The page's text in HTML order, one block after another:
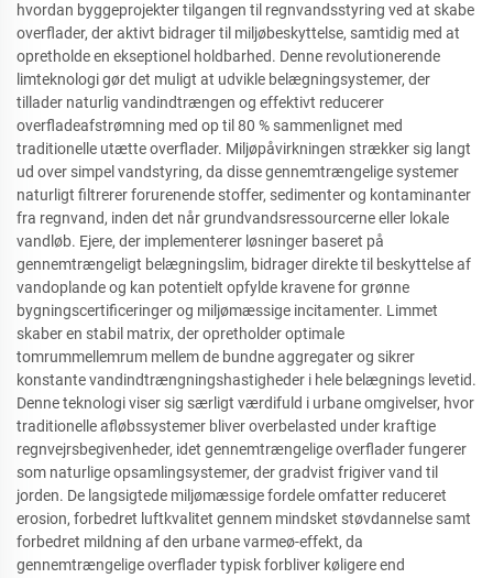
hvordan byggeprojekter tilgangen til regnvandsstyring ved at skabe
overflader, der aktivt bidrager til miljøbeskyttelse, samtidig med at
opretholde en ekseptionel holdbarhed. Denne revolutionerende
limteknologi gør det muligt at udvikle belægningsystemer, der
tillader naturlig vandindtrængen og effektivt reducerer
overfladeafstrømning med op til 80 % sammenlignet med
traditionelle utætte overflader. Miljøpåvirkningen strækker sig langt
ud over simpel vandstyring, da disse gennemtrængelige systemer
naturligt filtrerer forurenende stoffer, sedimenter og kontaminanter
fra regnvand, inden det når grundvandsressourcerne eller lokale
vandløb. Ejere, der implementerer løsninger baseret på
gennemtrængeligt belægningslim, bidrager direkte til beskyttelse af
vandoplande og kan potentielt opfylde kravene for grønne
bygningscertificeringer og miljømæssige incitamenter. Limmet
skaber en stabil matrix, der opretholder optimale
tomrummellemrum mellem de bundne aggregater og sikrer
konstante vandindtrængningshastigheder i hele belægnings levetid.
Denne teknologi viser sig særligt værdifuld i urbane omgivelser, hvor
traditionelle afløbssystemer bliver overbelasted under kraftige
regnvejrsbegivenheder, idet gennemtrængelige overflader fungerer
som naturlige opsamlingsystemer, der gradvist frigiver vand til
jorden. De langsigtede miljømæssige fordele omfatter reduceret
erosion, forbedret luftkvalitet gennem mindsket støvdannelse samt
forbedret mildning af den urbane varmeø-effekt, da
gennemtrængelige overflader typisk forbliver køligere end